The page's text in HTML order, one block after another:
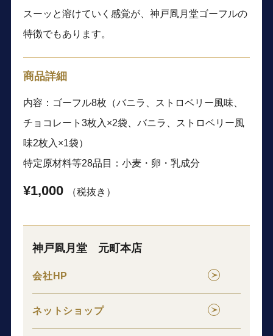
スーッと溶けていく感覚が、神戸凮月堂ゴーフルの
特徴でもあります。
商品詳細
内容：ゴーフル8枚（バニラ、ストロベリー風味、
チョコレート3枚入×2袋、バニラ、ストロベリー風
味2枚入×1袋）
特定原材料等28品目：小麦・卵・乳成分
¥1,000 （税抜き）
神戸凮月堂 元町本店
会社HP
ネットショップ